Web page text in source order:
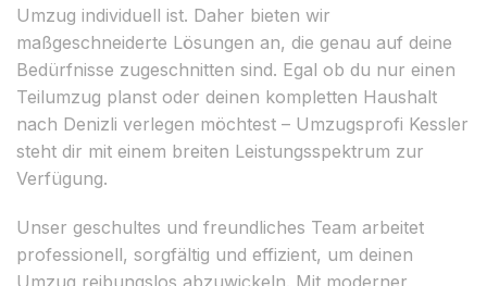
Umzug individuell ist. Daher bieten wir
maßgeschneiderte Lösungen an, die genau auf deine
Bedürfnisse zugeschnitten sind. Egal ob du nur einen
Teilumzug planst oder deinen kompletten Haushalt
nach Denizli verlegen möchtest – Umzugsprofi Kessler
steht dir mit einem breiten Leistungsspektrum zur
Verfügung.
Unser geschultes und freundliches Team arbeitet
professionell, sorgfältig und effizient, um deinen
Umzug reibungslos abzuwickeln. Mit moderner